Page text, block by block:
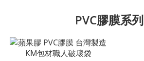
PVC膠膜系列